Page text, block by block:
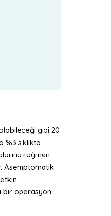
gibi 20
sıklıkta
rağmen
Asemptomatik
bir operasyon